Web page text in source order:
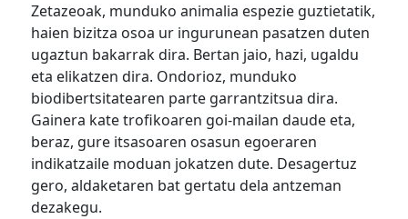
Zetazeoak, munduko animalia espezie guztietatik,
haien bizitza osoa ur ingurunean pasatzen duten
ugaztun bakarrak dira. Bertan jaio, hazi, ugaldu
eta elikatzen dira. Ondorioz, munduko
biodibertsitatearen parte garrantzitsua dira.
Gainera kate trofikoaren goi-mailan daude eta,
beraz, gure itsasoaren osasun egoeraren
indikatzaile moduan jokatzen dute. Desagertuz
gero, aldaketaren bat gertatu dela antzeman
dezakegu.